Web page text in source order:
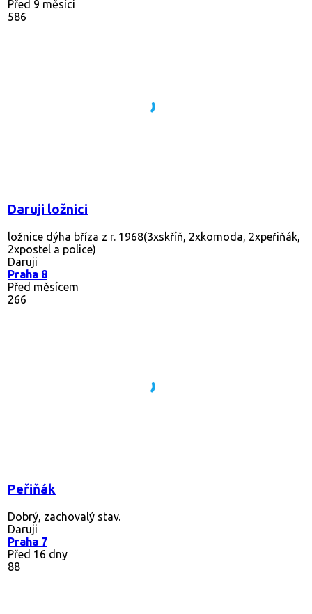
Před 9 měsíci
586
Daruji ložnici
ložnice dýha bříza z r. 1968(3xskříň, 2xkomoda, 2xpeřiňák,
2xpostel a police)
Daruji
Praha 8
Před měsícem
266
Peřiňák
Dobrý, zachovalý stav.
Daruji
Praha 7
Před 16 dny
88